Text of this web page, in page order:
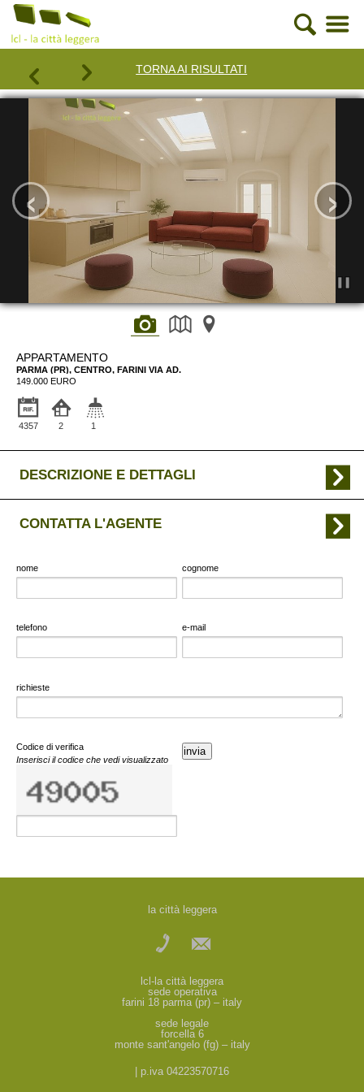
TORNA AI RISULTATI
‹ ›
APPARTAMENTO
PARMA (PR), CENTRO, FARINI VIA AD.
149.000 EURO
4357 2 1
DESCRIZIONE E DETTAGLI
CONTATTA L'AGENTE
nome cognome
telefono e-mail
richieste
Codice di verifica
Inserisci il codice che vedi visualizzato
invia
la città leggera
lcl-la città leggera
sede operativa
farini 18 parma (pr) – italy
sede legale
forcella 6
monte sant'angelo (fg) – italy
| p.iva 04223570716